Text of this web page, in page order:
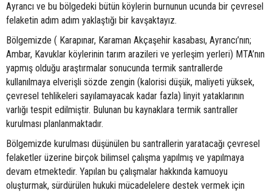
Ayrancı ve bu bölgedeki bütün köylerin burnunun ucunda bir çevresel
felaketin adım adım yaklaştığı bir kavşaktayız.
Bölgemizde ( Karapınar, Karaman Akçaşehir kasabası, Ayrancı’nın;
Ambar, Kavuklar köylerinin tarım arazileri ve yerleşim yerleri) MTA’nın
yapmış olduğu araştırmalar sonucunda termik santrallerde
kullanılmaya elverişli sözde zengin (kalorisi düşük, maliyeti yüksek,
çevresel tehlikeleri sayılamayacak kadar fazla) linyit yataklarının
varlığı tespit edilmiştir. Bulunan bu kaynaklara termik santraller
kurulması planlanmaktadır.
Bölgemizde kurulması düşünülen bu santrallerin yaratacağı çevresel
felaketler üzerine birçok bilimsel çalışma yapılmış ve yapılmaya
devam etmektedir. Yapılan bu çalışmalar hakkında kamuoyu
oluşturmak, sürdürülen hukuki mücadelelere destek vermek için